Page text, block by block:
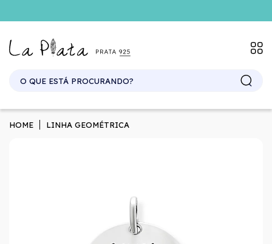
HOME LINHA GEOMÉTRICA